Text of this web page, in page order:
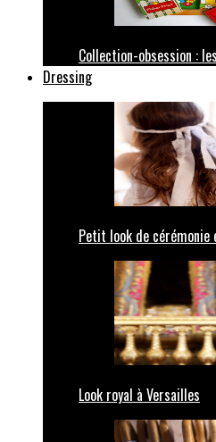
Collection-obsession :
Dressing
Petit look de cérémonie
Look royal à Versailles